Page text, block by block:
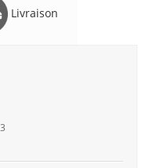
Livraison